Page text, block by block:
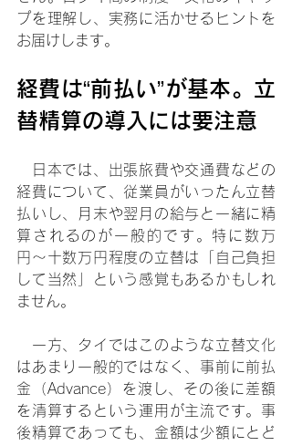
プを理解し、実務に活かせるヒントを
お届けします。
経費は“前払い”が基本。立
替精算の導入には要注意
日本では、出張旅費や交通費などの
経費について、従業員がいったん立替
払いし、月末や翌月の給与と一緒に精
算されるのが一般的です。特に数万
円〜十数万円程度の立替は「自己負担
して当然」という感覚もあるかもしれ
ません。
一方、タイではこのような立替文化
はあまり一般的ではなく、事前に前払
金（Advance）を渡し、その後に差額
を清算するという運用が主流です。事
後精算であっても、金額は少額にとど